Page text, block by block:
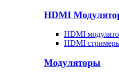
HDMI
HDMI
HDMI
Модуляторы